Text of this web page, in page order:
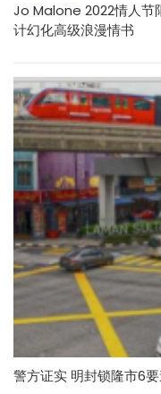
Jo Malone 2022情人节
计幻化高级浪漫情书
警方证实 明封锁隆市6